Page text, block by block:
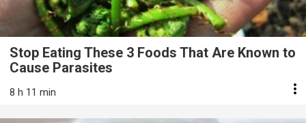
Stop Eating These 3 Foods That Are Known to
Cause Parasites
8 h 11 min